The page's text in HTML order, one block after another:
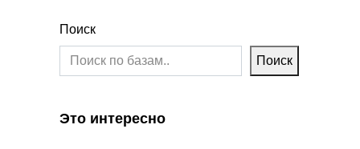
Поиск
Поиск
Это интересно